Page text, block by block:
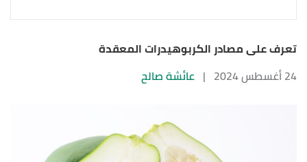
تعرف على مصادر الكربوهيدرات المعقدة
24 أغسطس 2024
| عائشة صالح